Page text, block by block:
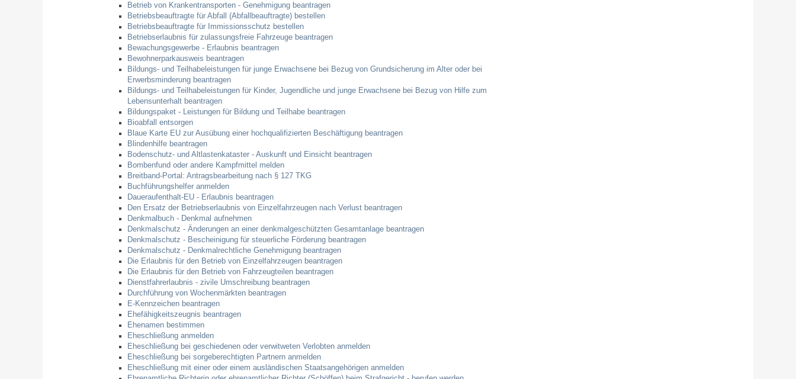
Soziale Einrichtungen
Veranstaltungskalender
Veranstaltungen
Jugend in Löchgau
Vereine
Selbsteintrag
Betrieb von Krankentransporten - Genehmigung beantragen
Betriebsbeauftragte für Abfall (Abfallbeauftragte) bestellen
Betriebsbeauftragte für Immissionsschutz bestellen
Betriebserlaubnis für zulassungsfreie Fahrzeuge beantragen
Bewachungsgewerbe - Erlaubnis beantragen
Bewohnerparkausweis beantragen
Bildungs- und Teilhabeleistungen für junge Erwachsene bei Bezug von Grundsicherung im Alter oder bei
Erwerbsminderung beantragen
Bildungs- und Teilhabeleistungen für Kinder, Jugendliche und junge Erwachsene bei Bezug von Hilfe zum
Lebensunterhalt beantragen
Bildungspaket - Leistungen für Bildung und Teilhabe beantragen
Bioabfall entsorgen
Blaue Karte EU zur Ausübung einer hochqualifizierten Beschäftigung beantragen
Blindenhilfe beantragen
Bodenschutz- und Altlastenkataster - Auskunft und Einsicht beantragen
Bombenfund oder andere Kampfmittel melden
Breitband-Portal: Antragsbearbeitung nach § 127 TKG
Buchführungshelfer anmelden
Daueraufenthalt-EU - Erlaubnis beantragen
Den Ersatz der Betriebserlaubnis von Einzelfahrzeugen nach Verlust beantragen
Denkmalbuch - Denkmal aufnehmen
Denkmalschutz - Änderungen an einer denkmalgeschützten Gesamtanlage beantragen
Denkmalschutz - Bescheinigung für steuerliche Förderung beantragen
Denkmalschutz - Denkmalrechtliche Genehmigung beantragen
Die Erlaubnis für den Betrieb von Einzelfahrzeugen beantragen
Die Erlaubnis für den Betrieb von Fahrzeugteilen beantragen
Dienstfahrerlaubnis - zivile Umschreibung beantragen
Durchführung von Wochenmärkten beantragen
E-Kennzeichen beantragen
Ehefähigkeitszeugnis beantragen
Ehenamen bestimmen
Eheschließung anmelden
Eheschließung bei geschiedenen oder verwitweten Verlobten anmelden
Eheschließung bei sorgeberechtigten Partnern anmelden
Eheschließung mit einer oder einem ausländischen Staatsangehörigen anmelden